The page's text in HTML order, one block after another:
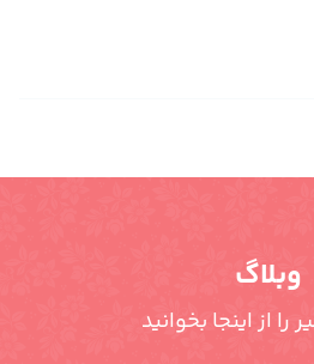
وبلاگ
را از اینجا بخوانید